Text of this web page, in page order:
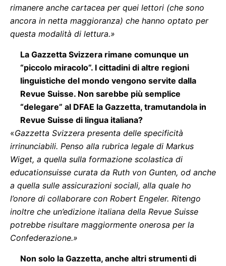
rimanere anche cartacea per quei lettori (che sono
ancora in netta maggioranza) che hanno optato per
questa modalità di lettura.»
La Gazzetta Svizzera rimane comunque un
“piccolo miracolo”. I cittadini di altre regioni
linguistiche del mondo vengono servite dalla
Revue Suisse. Non sarebbe più semplice
“delegare” al DFAE la Gazzetta, tramutandola in
Revue Suisse di lingua italiana?
«Gazzetta Svizzera presenta delle specificità
irrinunciabili. Penso alla rubrica legale di Markus
Wiget, a quella sulla formazione scolastica di
educationsuisse curata da Ruth von Gunten, od anche
a quella sulle assicurazioni sociali, alla quale ho
l’onore di collaborare con Robert Engeler. Ritengo
inoltre che un’edizione italiana della Revue Suisse
potrebbe risultare maggiormente onerosa per la
Confederazione.»
Non solo la Gazzetta, anche altri strumenti di